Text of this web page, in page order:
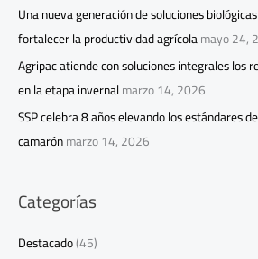
Una nueva generación de soluciones
fortalecer la productividad agrícolamayo 24,
Agripac atiende con soluciones integrales los
en la etapa invernalmarzo 14, 2026
SSP celebra 8 años elevando los estándares
camarónmarzo 14, 2026
Categorías
Destacado(45)